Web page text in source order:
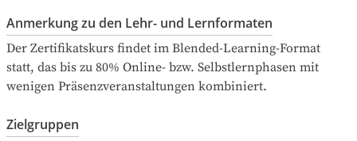
Anmerkung zu den Lehr- und Lernformaten
Der Zertifikatskurs findet im Blended-Learning-Format
statt, das bis zu 80% Online- bzw. Selbstlernphasen mit
wenigen Präsenzveranstaltungen kombiniert.
Zielgruppen